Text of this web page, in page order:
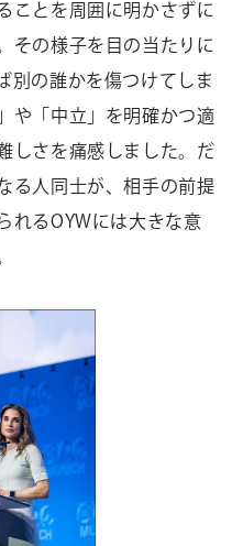
ことを周囲に明かさずに
その様子を目の当たりに
別の誰かを傷つけてしま
や「中立」を明確かつ適
しさを痛感しました。だ
る人同士が、相手の前提
れるOYWには大きな意